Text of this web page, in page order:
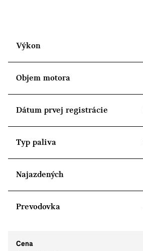
Výkon
Objem motora
Dátum prvej registrácie
Typ paliva
Najazdených
Prevodovka
Cena